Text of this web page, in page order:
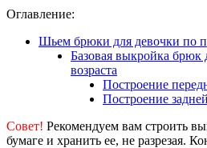
Оглавление:
Шьем брюки для девочки по
Базовая выкройка брюк
возраста
Построение
Построение
Совет! Рекомендуем вам строить
бумаге и хранить ее, не разрезая.